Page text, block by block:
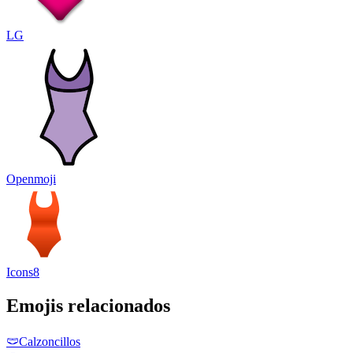
LG
Openmoji
Icons8
Emojis relacionados
🩲Calzoncillos